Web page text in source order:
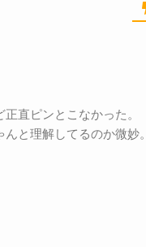
直ピンとこなかった。
と理解してるのか微妙。